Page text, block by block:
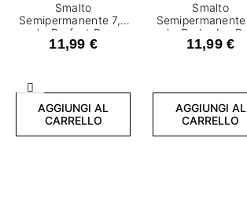
Precedente
Smalto
Semipermanente 7,2
ml - Perfect Rose
11,99 €
AGGIUNGI AL
CARRELLO
Smalto
ml - Barbados
11,99 €
AGGIUNGI AL
CARRELLO